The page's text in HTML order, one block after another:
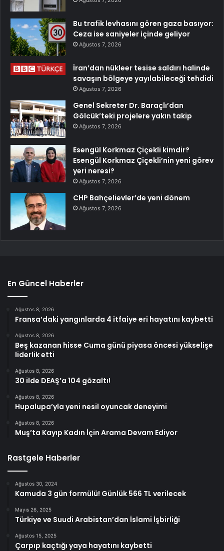
Bu trafik levhasını gören gaza basıyor:
Ceza ise saniyeler içinde geliyor
Ağustos 7, 2026
İran’dan nükleer tesise saldırı halinde
savaşın bölgeye yayılabileceği tehdidi
Ağustos 7, 2026
Genel Sekreter Dr. Baraçlı’dan
Gölcük’teki projelere yakın takip
Ağustos 7, 2026
Esengül Korkmaz Çiçekli kimdir?
Esengül Korkmaz Çiçekli’nin yeni görev
yeri neresi?
Ağustos 7, 2026
CHP Bahçelievler’de yeni dönem
Ağustos 7, 2026
En Güncel Haberler
Ağustos 8, 2026
Fransa’daki yangınlarda 4 itfaiye eri hayatını kaybetti
Ağustos 8, 2026
Beş kazanan hisse Cuma günü piyasa öncesi yükselişe
liderlik etti
Ağustos 8, 2026
30 ilde DEAŞ’a 104 gözaltı!
Ağustos 8, 2026
Hupalupa’yla yeni nesil oyuncak deneyimi
Ağustos 8, 2026
Muş’ta Kayıp Kadın İçin Arama Devam Ediyor
Rastgele Haberler
Ağustos 30, 2024
Kamuda 3 gün formülü! Günlük 566 TL verilecek
Mayıs 26, 2025
Türkiye ve Suudi Arabistan’dan İslami İşbirliği
Ağustos 15, 2025
Çarpıp kaçtığı yaya hayatını kaybetti